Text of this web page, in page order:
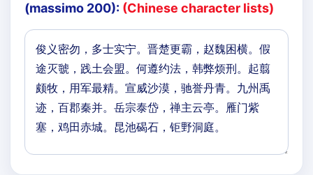
(massimo 200): (Chinese character lists)